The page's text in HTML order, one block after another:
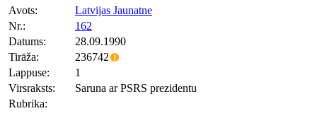
Avots:
Latvijas Jaunatne
Nr.:
162
Datums:
28.09.1990
Tirāža:
236742
Lappuse:
1
Virsraksts:
Saruna ar PSRS prezidentu
Rubrika: